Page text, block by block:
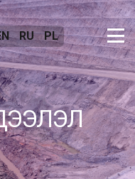
RU PL